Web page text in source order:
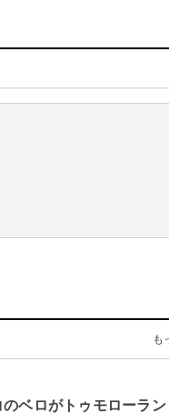
も
ベロがトゥモローラ